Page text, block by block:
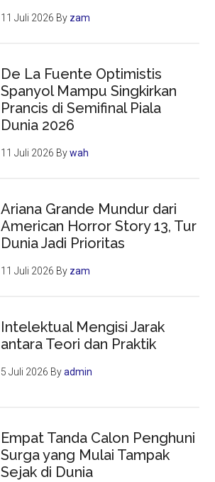
11 Juli 2026 By zam
De La Fuente Optimistis
Spanyol Mampu Singkirkan
Prancis di Semifinal Piala
Dunia 2026
11 Juli 2026 Bywah
Ariana Grande Mundur dari
American Horror Story 13, Tur
Dunia Jadi Prioritas
11 Juli 2026 By zam
Intelektual Mengisi Jarak
antara Teori dan Praktik
5 Juli 2026 Byadmin
Empat Tanda Calon Penghuni
Surga yang Mulai Tampak
Sejak di Dunia